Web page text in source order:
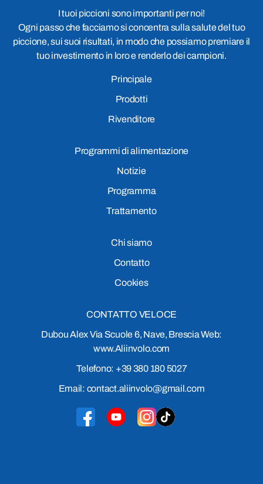
I tuoi piccioni sono importanti per noi!
Ogni passo che facciamo si concentra sulla salute del tuo
piccione, sui suoi risultati, in modo che possiamo premiare il
tuo investimento in loro e renderlo dei campioni.
Principale
Prodotti
Rivenditore
Programmi di alimentazione
Notizie
Programma
Trattamento
Chi siamo
Contatto
Cookies
CONTATTO VELOCE
Dubou Alex Via Scuole 6, Nave, Brescia Web:
www.Aliinvolo.com
Telefono: +39 380 180 5027
Email: contact.aliinvolo@gmail.com